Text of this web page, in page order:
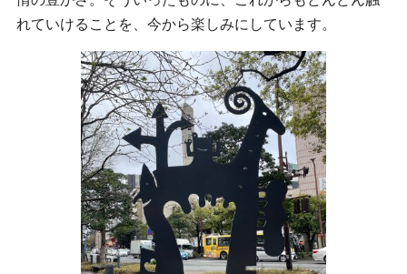
れていけることを、今から楽しみにしています。